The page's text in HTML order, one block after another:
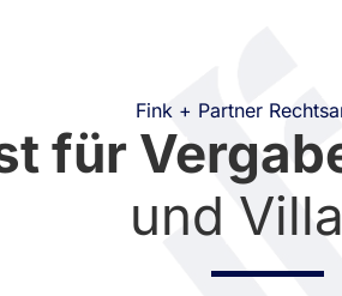
Fink + Partner
für
und